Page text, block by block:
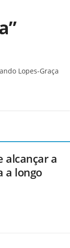
Lopes-Graça
alcançar a
a longo